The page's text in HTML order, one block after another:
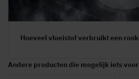
Hoeveel vloeistof verbruikt een
Andere producten die mogelijk iets